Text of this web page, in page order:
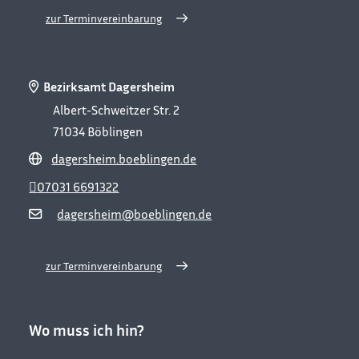
zur Terminvereinbarung
Bezirksamt Dagersheim
Albert-Schweitzer Str. 2
71034 Böblingen
dagersheim.boeblingen.de
dagersheim@boeblingen.de
07031 6691322
zur Terminvereinbarung
Wo muss ich hin?